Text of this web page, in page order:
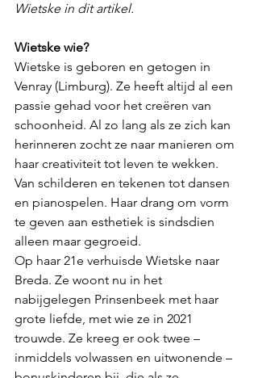
Wietske in dit artikel.
Wietske wie?
Wietske is geboren en getogen in
Venray (Limburg). Ze heeft altijd al een
passie gehad voor het creëren van
schoonheid. Al zo lang als ze zich kan
herinneren zocht ze naar manieren om
haar creativiteit tot leven te wekken.
Van schilderen en tekenen tot dansen
en pianospelen. Haar drang om vorm
te geven aan esthetiek is sindsdien
alleen maar gegroeid.
Op haar 21e verhuisde Wietske naar
Breda. Ze woont nu in het
nabijgelegen Prinsenbeek met haar
grote liefde, met wie ze in 2021
trouwde. Ze kreeg er ook twee –
inmiddels volwassen en uitwonende –